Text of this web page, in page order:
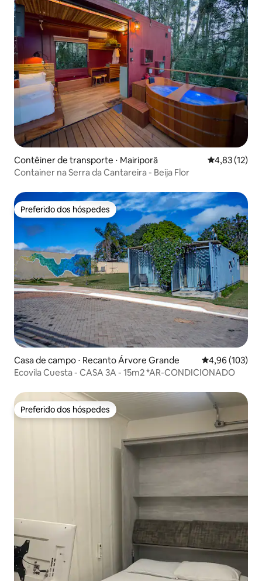
Contêiner de transporte ⋅ Mairiporã 4,83 de uma
4,83 (12)
Container na Serra da Cantareira - Beija Flor
Preferido dos hóspedes
Preferido dos hóspedes
Casa de campo ⋅ Recanto Árvore Grande 4,96 de uma
4,96 (103)
Ecovila Cuesta - CASA 3A - 15m2 *AR-CONDICIONADO
Preferido dos hóspedes
Preferido dos hóspedes